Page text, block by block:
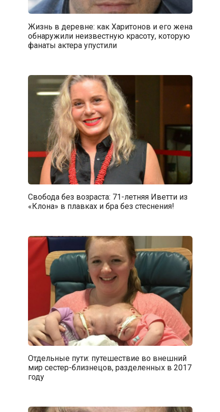
Жизнь в деревне: как Харитонов и его жена
обнаружили неизвестную красоту, которую
фанаты актера упустили
Свобода без возраста: 71-летняя Иветти из
«Клона» в плавках и бра без стеснения!
Отдельные пути: путешествие во внешний
мир сестер-близнецов, разделенных в 2017
году